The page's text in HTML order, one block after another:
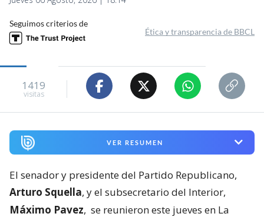
Seguimos criterios de
Ética y transparencia de BBCL
1419
visitas
VER RESUMEN
El senador y presidente del Partido Republicano,
Arturo Squella, y el subsecretario del Interior,
Máximo Pavez, se reunieron este jueves en La